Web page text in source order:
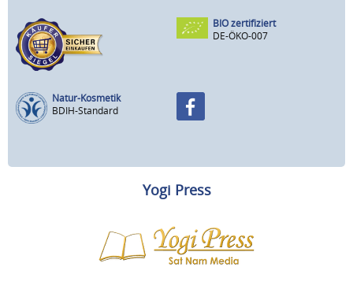
BIO zertifiziert
DE-ÖKO-007
Natur-Kosmetik
BDIH-Standard
Yogi Press